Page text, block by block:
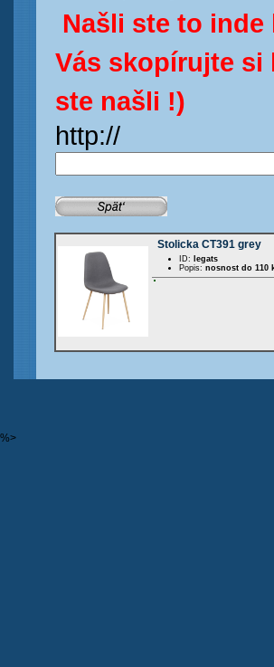
Našli ste to
Vás skopírujte si
ste našli !)
http://
Stolicka CT391 grey
ID:
legats
Popis: nosnost do 110
%>